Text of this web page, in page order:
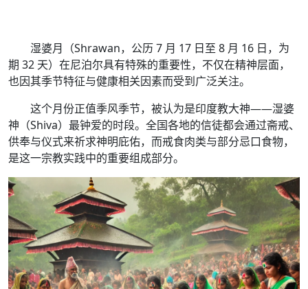
湿婆月（Shrawan，公历 7 月 17 日至 8 月 16 日，为
期 32 天）在尼泊尔具有特殊的重要性，不仅在精神层面，
也因其季节特征与健康相关因素而受到广泛关注。
这个月份正值季风季节，被认为是印度教大神——湿婆
神（Shiva）最钟爱的时段。全国各地的信徒都会通过斋戒、
供奉与仪式来祈求神明庇佑，而戒食肉类与部分忌口食物，
是这一宗教实践中的重要组成部分。